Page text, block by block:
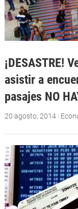
¡DESASTRE!
asistir a
pasajes NO
20 agosto, 2014|